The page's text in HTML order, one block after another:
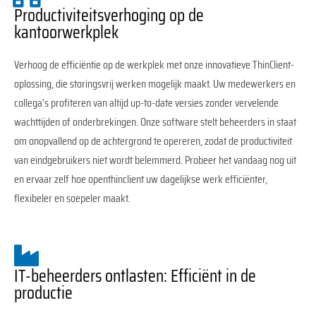
Productiviteitsverhoging op de
kantoorwerkplek
Verhoog de efficiëntie op de werkplek met onze innovatieve ThinClient-
oplossing, die storingsvrij werken mogelijk maakt. Uw medewerkers en
collega's profiteren van altijd up-to-date versies zonder vervelende
wachttijden of onderbrekingen. Onze software stelt beheerders in staat
om onopvallend op de achtergrond te opereren, zodat de productiviteit
van eindgebruikers niet wordt belemmerd. Probeer het vandaag nog uit
en ervaar zelf hoe openthinclient uw dagelijkse werk efficiënter,
flexibeler en soepeler maakt.
IT-beheerders ontlasten: Efficiënt in de
productie